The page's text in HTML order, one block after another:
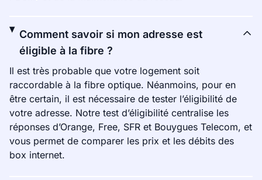
Comment savoir si mon adresse est
éligible à la fibre ?
Il est très probable que votre logement soit
raccordable à la fibre optique. Néanmoins, pour en
être certain, il est nécessaire de tester l’éligibilité de
votre adresse. Notre test d’éligibilité centralise les
réponses d’Orange, Free, SFR et Bouygues Telecom, et
vous permet de comparer les prix et les débits des
box internet.